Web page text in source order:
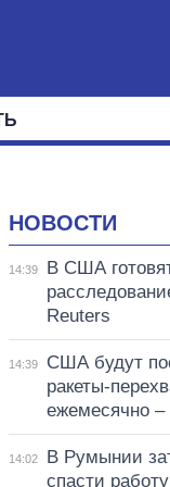
НОВОСТИ
14:39
В США
Reuters
14:39
США будут
ракеты-
ежемесячно –
14:02
В Румынии
спасти